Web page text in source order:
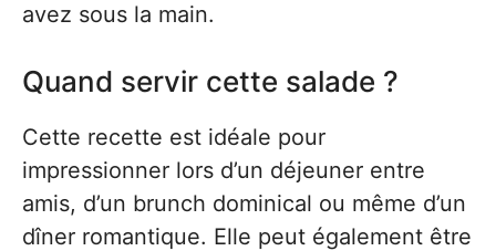
avez sous la main.
Quand servir cette salade ?
Cette recette est idéale pour
impressionner lors d’un déjeuner entre
amis, d’un brunch dominical ou même d’un
dîner romantique. Elle peut également être